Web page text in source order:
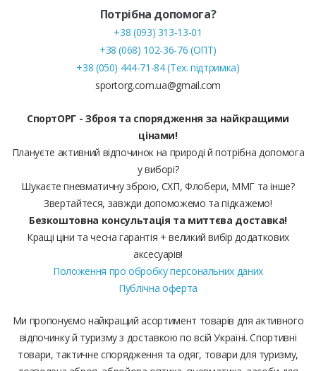
Потрібна допомога?
+38 (093) 313-13-01
+38 (068) 102-36-76 (ОПТ)
+38 (050) 444-71-84 (Тех. підтримка)
sportorg.com.ua@gmail.com
СпортОРГ - Зброя та спорядження за найкращими
цінами!
Плануєте активний відпочинок на природі й потрібна допомога
у виборі?
Шукаєте пневматичну зброю, СХП, Флобери, ММГ та інше?
Звертайтеся, завжди допоможемо та підкажемо!
Безкоштовна консультація та миттєва доставка!
Кращі ціни та чесна гарантія + великий вибір додаткових
аксесуарів!
Положення про обробку персональних даних
Публічна оферта
Ми пропонуємо найкращий асортимент товарів для активного
відпочинку й туризму з доставкою по всій Україні. Спортивні
товари, тактичне спорядження та одяг, товари для туризму,